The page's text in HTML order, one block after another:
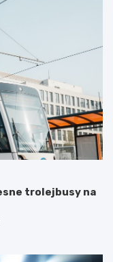
trolejbusy na